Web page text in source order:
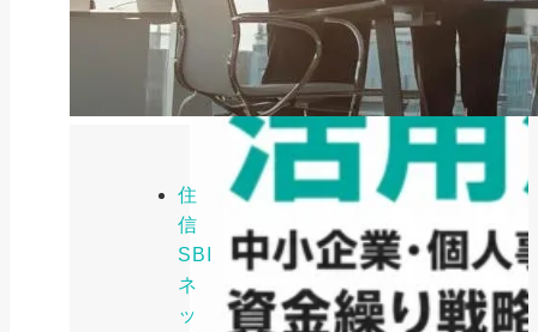
住
信
SBI
ネ
ッ